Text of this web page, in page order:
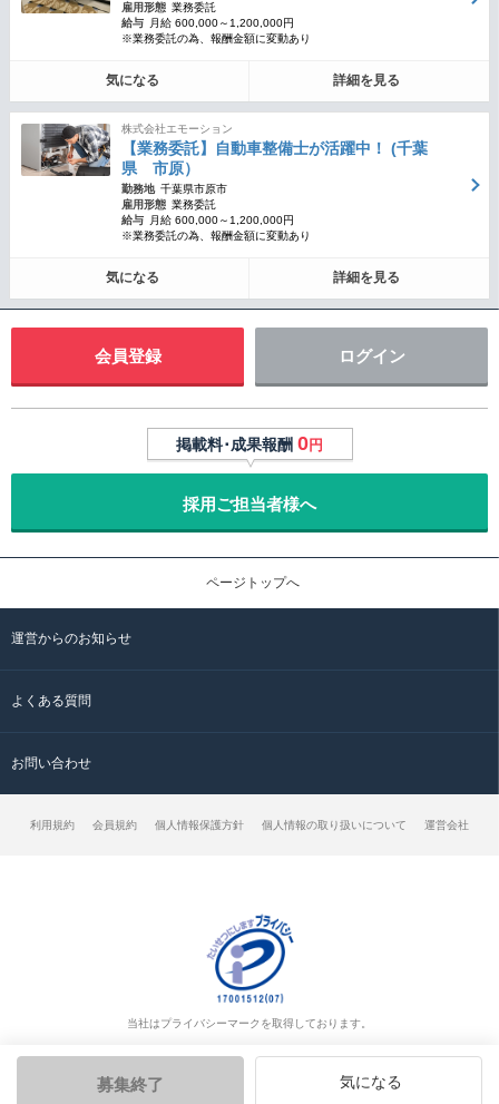
募集終了 気になる
雇用形態 業務委託
給与
月給 600,000～1,200,000円
※業務委託の為、報酬金額に変動あり
気になる 詳細を見る
株式会社エモーション
【業務委託】自動車整備士が活躍中！ (千葉
県 市原）
勤務地 千葉県市原市
雇用形態 業務委託
給与
月給 600,000～1,200,000円
※業務委託の為、報酬金額に変動あり
気になる 詳細を見る
会員登録 ログイン
掲載料･成果報酬 0円
採用ご担当者様へ
ページトップへ
運営からのお知らせ
よくある質問
お問い合わせ
利用規約 会員規約 個人情報保護方針 個人情報の取り扱いについて 運営会社
当社はプライバシーマークを取得しております。